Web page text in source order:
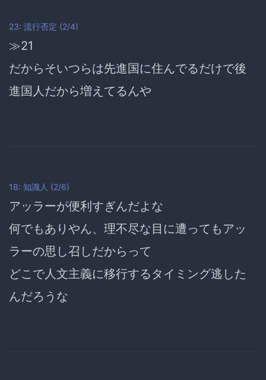
23: 流行否定 (2/4)
≫21
だからそいつらは先進国に住んでるだけで後
進国人だから増えてるんや
18: 知識人 (2/6)
アッラーが便利すぎんだよな
何でもありやん、理不尽な目に遭ってもアッ
ラーの思し召しだからって
どこで人文主義に移行するタイミング逃した
んだろうな